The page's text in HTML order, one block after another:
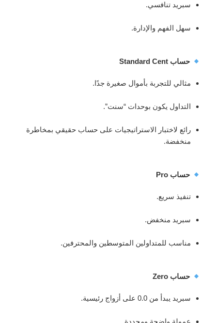
سبريد تنافسي.
سهل الفهم والإدارة.
حساب Standard Cent
مثالي للتجربة بأموال صغيرة جدًا.
التداول يكون بوحدات “سنت”.
رائع لاختبار الاستراتيجيات على حساب حقيقي بمخاطرة
منخفضة.
حساب Pro
تنفيذ سريع.
سبريد منخفض.
مناسب للمتداولين المتوسطين والمحترفين.
حساب Zero
سبريد يبدأ من 0.0 على أزواج رئيسية.